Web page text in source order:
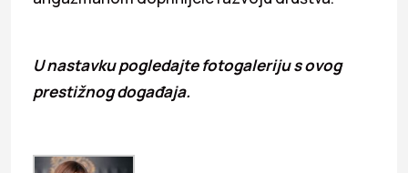
U nastavku pogledajte fotogaleriju s ovog
prestižnog događaja.